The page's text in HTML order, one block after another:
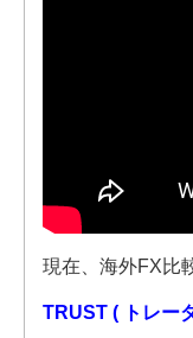
現在、海外FX比
TRUST ( トレー